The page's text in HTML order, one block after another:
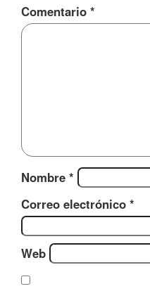
Comentario *
Nombre *
Correo electrónico *
Web